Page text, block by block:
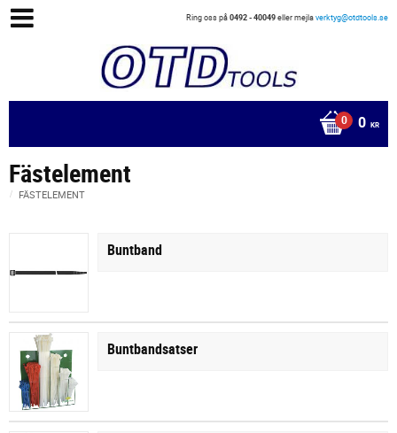
Ring oss på0492 - 40049eller mejlaverktyg@otdtools.se
0 KR
Fästelement
FÄSTELEMENT
Buntband
Buntbandsatser